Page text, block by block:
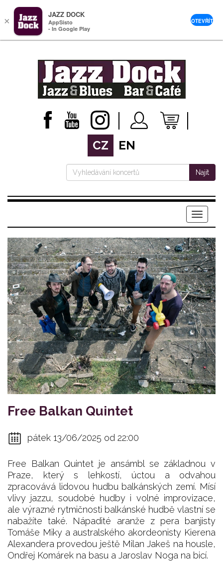
CZ EN
Najít
Menu
Free Balkan Quintet
pátek 13/06/2025 od 22:00
Free Balkan Quintet je ansámbl se základnou v
Praze, který s lehkostí, úctou a odvahou
zpracovává lidovou hudbu balkánských zemí. Mísí
vlivy jazzu, soudobé hudby i volné improvizace,
ale výrazné rytmičnosti balkánské hudbě vlastní se
nabažíte také. Nápadité aranže z pera banjisty
Tomáše Miky a australského akordeonisty Kierena
Alexandera provedou ještě Milan Jakeš na housle,
Ondřej Komárek na basu a Jaroslav Noga na bicí.
×
JAZZ DOCK
AppSisto
- In Google Play
OTEVŘÍT